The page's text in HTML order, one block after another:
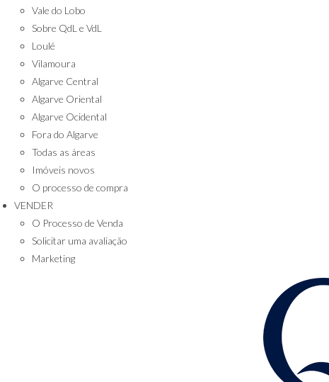
Vale do Lobo
Sobre QdL e VdL
Loulé
Vilamoura
Algarve Central
Algarve Oriental
Algarve Ocidental
Fora do Algarve
Todas as áreas
Imóveis novos
O processo de compra
VENDER
O Processo de Venda
Solicitar uma avaliação
Marketing